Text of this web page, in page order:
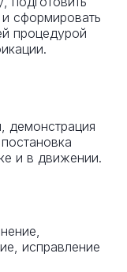
и сформировать
процедурой
демонстрация
и в движении.
исправление